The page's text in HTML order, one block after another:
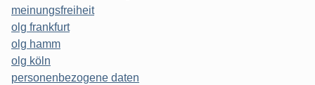
meinungsfreiheit
olg frankfurt
olg hamm
olg köln
personenbezogene daten